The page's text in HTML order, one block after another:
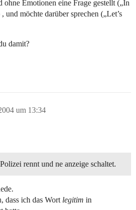
ohne Emotionen eine Frage gestellt („In
und möchte darüber sprechen („Let’s
damit?
um 13:34
rennt und ne anzeige schaltet.
dass ich das Wort legitim in